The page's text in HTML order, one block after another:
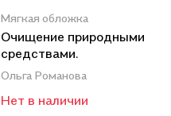
Мягкая обложка
Очищение природными
средствами.
Натуральные сорбенты
Ольга Романова
Нет в наличии